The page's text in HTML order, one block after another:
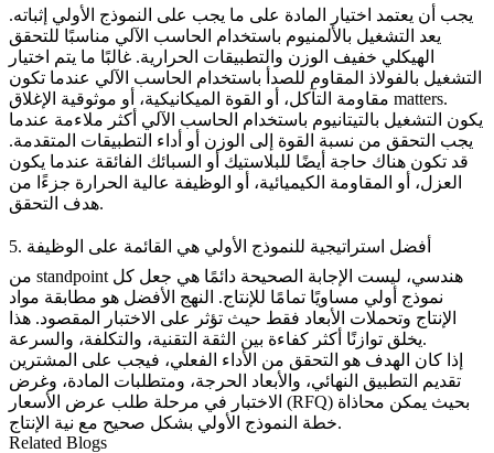
يجب أن يعتمد اختيار المادة على ما يجب على النموذج الأولي إثباته.
يعد التشغيل بالألمنيوم باستخدام الحاسب الآلي مناسبًا للتحقق
الهيكلي خفيف الوزن والتطبيقات الحرارية. غالبًا ما يتم اختيار
التشغيل بالفولاذ المقاوم للصدأ باستخدام الحاسب الآلي عندما تكون
مقاومة التآكل، أو القوة الميكانيكية، أو موثوقية الإغلاق matters.
يكون التشغيل بالتيتانيوم باستخدام الحاسب الآلي أكثر ملاءمة عندما
يجب التحقق من نسبة القوة إلى الوزن أو أداء التطبيقات المتقدمة.
قد تكون هناك حاجة أيضًا للبلاستيك أو السبائك الفائقة عندما يكون
العزل، أو المقاومة الكيميائية، أو الوظيفة عالية الحرارة جزءًا من
هدف التحقق.
5. أفضل استراتيجية للنموذج الأولي هي القائمة على الوظيفة
من standpoint هندسي، ليست الإجابة الصحيحة دائمًا هي جعل كل
نموذج أولي مساويًا تمامًا للإنتاج. النهج الأفضل هو مطابقة مواد
الإنتاج وتحملات الأبعاد فقط حيث تؤثر على الاختبار المقصود. هذا
يخلق توازنًا أكثر كفاءة بين الثقة التقنية، والتكلفة، والسرعة.
إذا كان الهدف هو التحقق من الأداء الفعلي، فيجب على المشترين
تقديم التطبيق النهائي، والأبعاد الحرجة، ومتطلبات المادة، وغرض
الاختبار في مرحلة طلب عرض الأسعار (RFQ) بحيث يمكن محاذاة
خطة النموذج الأولي بشكل صحيح مع نية الإنتاج.
Related Blogs